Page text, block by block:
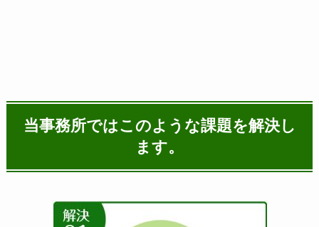
当事務所ではこのような課題を解決し
ます。